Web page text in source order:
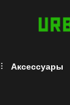
Аксессуары